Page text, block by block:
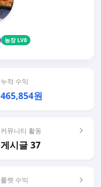
농장 LV8
누적 수익
465,854원
커뮤니티 활동
게시글 37
룰렛 수익